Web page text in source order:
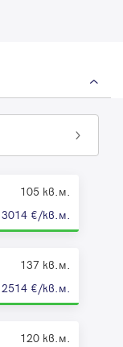
105 кв.м.
3014 €/кв.м.
137 кв.м.
2514 €/кв.м.
120 кв.м.